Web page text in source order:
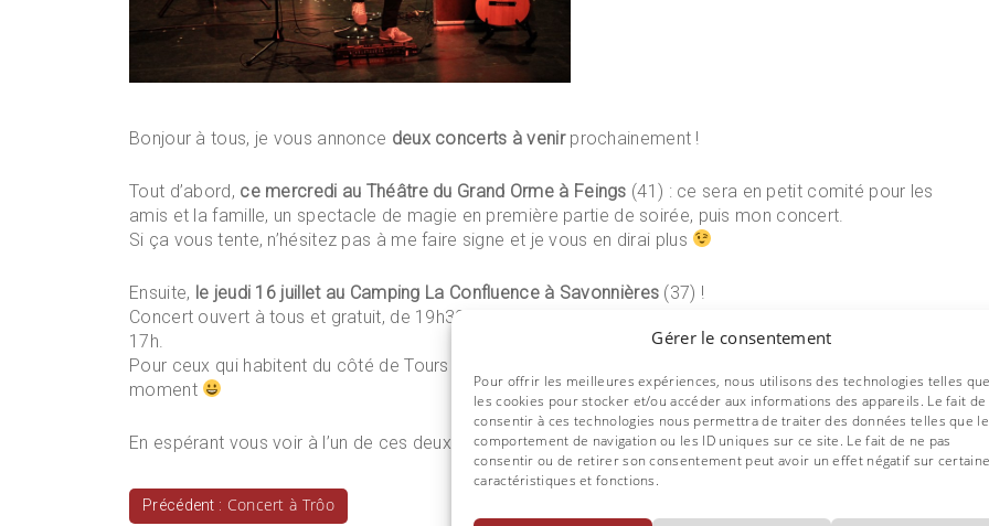
Gérer le consentement
Pour offrir les meilleures expériences, nous utilisons des technologies telles
les cookies pour stocker et/ou accéder aux informations des appareils. Le fait de
consentir à ces technologies nous permettra de traiter des données telles que le
comportement de navigation ou les ID uniques sur ce site. Le fait de ne pas
consentir ou de retirer son consentement peut avoir un effet négatif sur
caractéristiques et fonctions.
Bonjour à tous, je vous annonce deux concerts à venirprochainement !
Tout d’abord, ce mercredi au Théâtre du Grand Orme à Feings (41) : ce sera en petit comité pour les
amis et la famille, un spectacle de magie en première partie de soirée, puis mon concert.
Si ça vous tente, n’hésitez pas à me faire signe et je vous en dirai plus
Ensuite, le jeudi 16 juillet au Camping La Confluence à Savonnières (37) !
Concert ouvert à tous et gratuit, de 19h30 à 21h, précédé d’un marché de produits locaux à partir de
17h.
Pour ceux qui habitent du côté de Tours et ont rarement l’occasion de me voir jouer, c’est le
moment
En espérant vous voir à l’un de ces deux rendez-vous !
NAVIGATION
Précédent : Concert à Trôo